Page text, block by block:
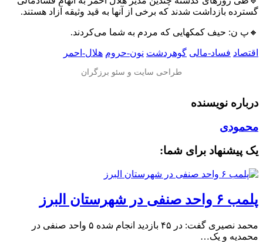
گسترده بازداشت شدند که برخی از آنها به قید وثیقه آزاد هستند.
🔸پ ن: حیف کمکهایی که مردم به شما می‌کردند.
اقتصاد فساد-مالی گوهردشت نون-حروم هلال-احمر
درباره نویسنده
محمودی
یک پیشنهاد برای شما:
پلمب ۶ واحد صنفی در شهرستان البرز
محمد نصیری گفت: در ۴۵ بازدید انجام شده ۵ واحد صنفی در
محمدیه و یک…